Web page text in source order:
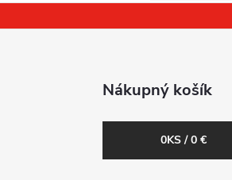
Nákupný košík
0KS /0 €